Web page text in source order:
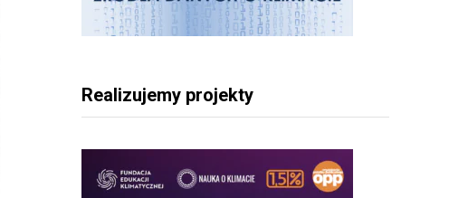
Realizujemy projekty